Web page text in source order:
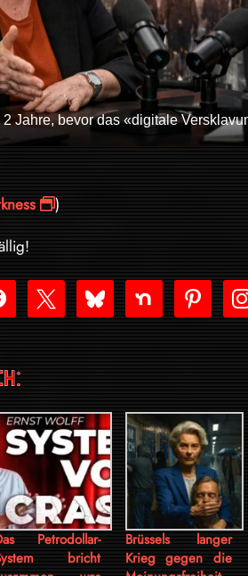
Jahre, bevor das «digitale
)
bluesky nextdoor pinterest
Petrodollar-
bricht
Brüssels langer
Krieg gegen die